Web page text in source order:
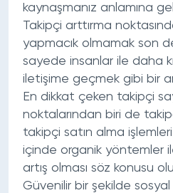
kaynaşmanız anlamına
Takipçi arttırma
yapmacık olmamak son
sayede insanlar ile daha
iletişime geçmek gibi bir
En dikkat çeken takipçi
noktalarından biri de
takipçi satın alma işlemleri
içinde organik yöntemler
artış olması söz konusu
Güvenilir bir şekilde